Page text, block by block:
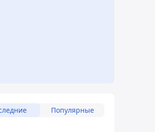
Популярные